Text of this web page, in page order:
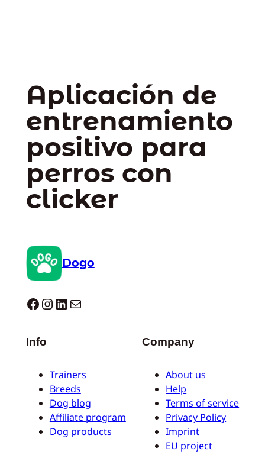
Aplicación de
entrenamiento
positivo para
perros con
clicker
Dogo
Dogo facebook InstagramLinkedIn Correo electrónico
Info
Trainers
Breeds
Dog blog
Affiliate program
Dog products
Company
About us
Help
Terms of service
Privacy Policy
Imprint
EU project